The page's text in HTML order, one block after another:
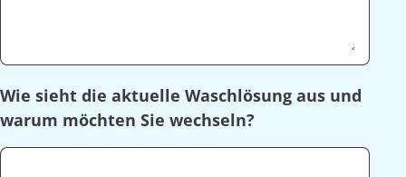
Wie sieht die aktuelle Waschlösung aus und
warum möchten Sie wechseln?